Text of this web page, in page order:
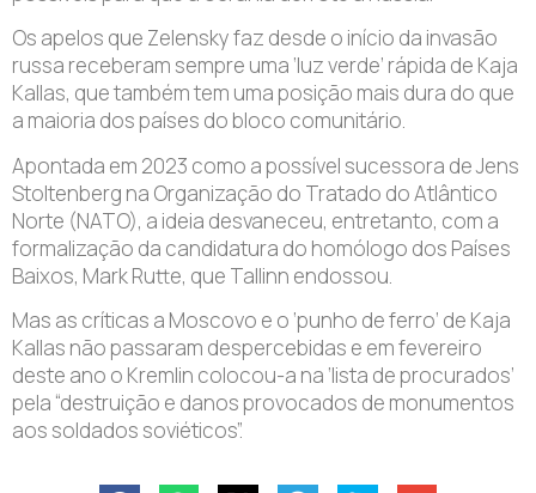
Os apelos que Zelensky faz desde o início da invasão
russa receberam sempre uma ‘luz verde’ rápida de Kaja
Kallas, que também tem uma posição mais dura do que
a maioria dos países do bloco comunitário.
Apontada em 2023 como a possível sucessora de Jens
Stoltenberg na Organização do Tratado do Atlântico
Norte (NATO), a ideia desvaneceu, entretanto, com a
formalização da candidatura do homólogo dos Países
Baixos, Mark Rutte, que Tallinn endossou.
Mas as críticas a Moscovo e o ‘punho de ferro’ de Kaja
Kallas não passaram despercebidas e em fevereiro
deste ano o Kremlin colocou-a na ‘lista de procurados’
pela “destruição e danos provocados de monumentos
aos soldados soviéticos”.